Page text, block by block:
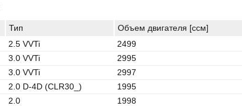
Тип Объем двигателя [ccм]
2.5 VVTi 2499
3.0 VVTi 2995
3.0 VVTi 2997
2.0 D-4D (CLR30_) 1995
2.0 1998